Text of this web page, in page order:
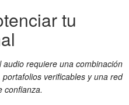
tu
requiere una combinación
verificables y una red
confianza.